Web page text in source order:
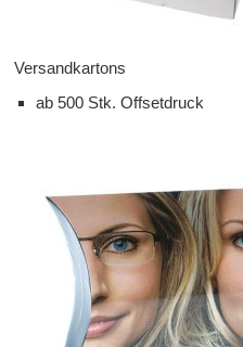
Versandkartons
ab 500 Stk. Offsetdruck